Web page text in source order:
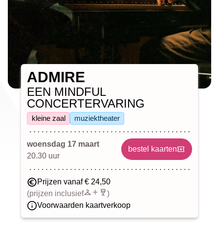
ADMIRE
EEN MINDFUL
CONCERTERVARING
kleine zaal muziektheater
woensdag 17 maart
20.30 uur
bestel kaarten
Prijzen vanaf € 24,50
(prijzen inclusief
)
Voorwaarden kaartverkoop